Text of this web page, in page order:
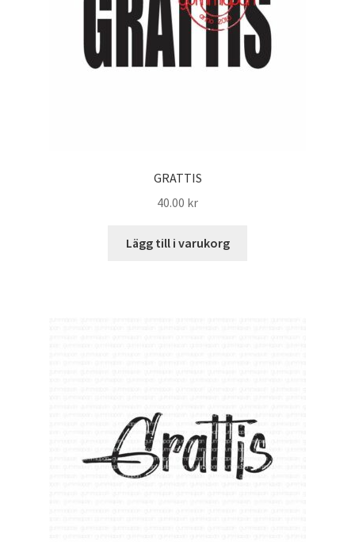
GRATTIS
40.00 kr
Lägg till i varukorg